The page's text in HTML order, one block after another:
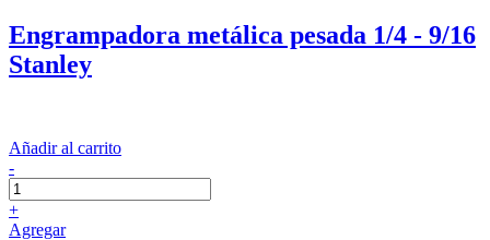
Engrampadora metálica pesada 1/4 - 9/16
Stanley
Añadir al carrito
-
+
Agregar